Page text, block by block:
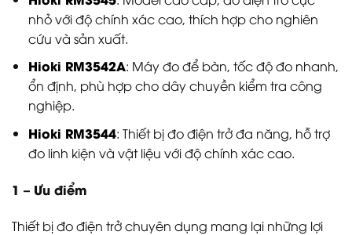
nhỏ với độ chính xác cao, thích hợp cho nghiên
cứu và sản xuất.
Hioki RM3542A: Máy đo để bàn, tốc độ đo nhanh,
ổn định, phù hợp cho dây chuyền kiểm tra công
nghiệp.
Hioki RM3544: Thiết bị đo điện trở đa năng, hỗ trợ
đo linh kiện và vật liệu với độ chính xác cao.
1 – Ưu điểm
Thiết bị đo điện trở chuyên dụng mang lại những lợi